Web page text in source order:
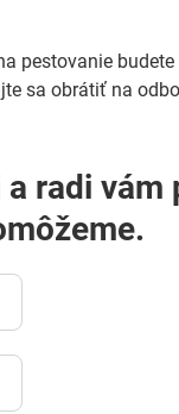
pestovanie
sa obrátiť na